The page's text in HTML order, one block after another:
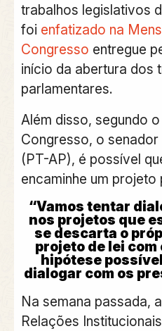
trabalhos legislativos
foi enfatizado na
Congresso entregue
início da abertura dos
parlamentares.
Além disso, segundo
Congresso, o
(PT-AP), é possível
encaminhe um
“Vamos tentar
nos projetos que
se descarta o
projeto de lei com
hipótese
dialogar com os
Na semana passada,
Relações